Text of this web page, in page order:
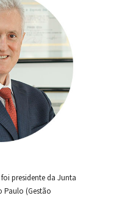
presidente da Junta
Paulo (Gestão